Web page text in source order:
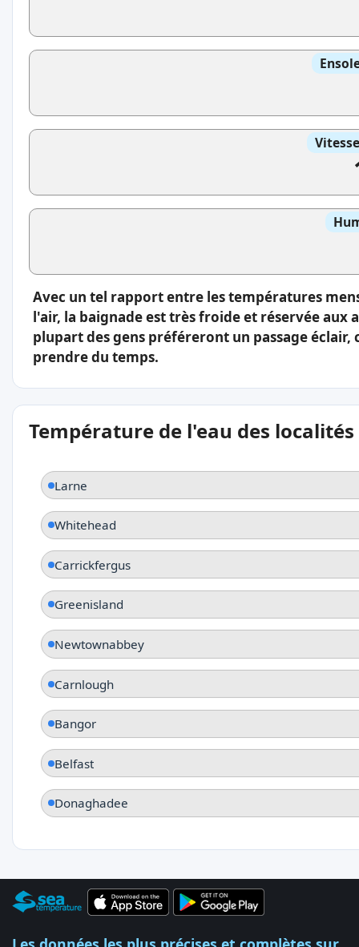
Avec un tel rapport entre les températures
l'air, la baignade est très froide et réservée aux
plupart des gens préféreront un passage
prendre du temps.
Température de l'eau des
Larne
Whitehead
Carrickfergus
Greenisland
Newtownabbey
Carnlough
Bangor
Belfast
Donaghadee